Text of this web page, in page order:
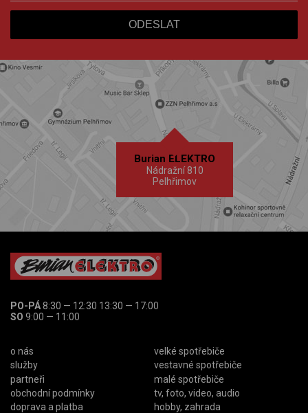
Burian ELEKTRO
Nádražní 810
Pelhřimov
PO-PÁ8:30 — 12:30 13:30 — 17:00
SO 9:00 — 11:00
o nás
služby
partneři
obchodní podmínky
doprava a platba
velké spotřebiče
vestavné spotřebiče
malé spotřebiče
tv, foto, video, audio
hobby, zahrada